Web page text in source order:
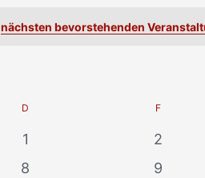
nächsten bevorstehenden
D F
0
Veranstaltungen
1
0
2
0
8
0
9